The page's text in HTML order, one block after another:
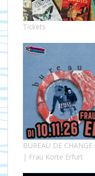
Tickets
BUREAU DE
| Frau Korte Erfurt